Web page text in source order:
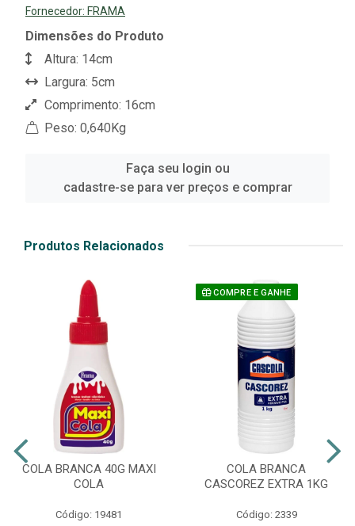
Fornecedor: FRAMA
Dimensões do Produto
Altura: 14cm
Largura: 5cm
Comprimento: 16cm
Peso: 0,640Kg
Faça seu login ou
cadastre-se para ver preços e comprar
Produtos Relacionados
COLA BRANCA 40G MAXI
COLA
Código: 19481
COMPRE E GANHE
COLA BRANCA
CASCOREZ EXTRA 1KG
Código: 2339